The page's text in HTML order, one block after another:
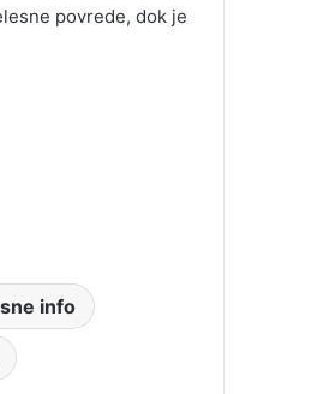
povrede, dok je
info